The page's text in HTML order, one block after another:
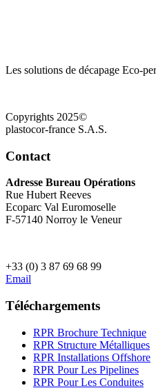
Les solutions de décapage Eco-
Copyrights 2025©
plastocor-france S.A.S.
Contact
Adresse Bureau Opérations
Rue Hubert Reeves
Ecoparc Val Euromoselle
F-57140 Norroy le Veneur
+33 (0) 3 87 69 68 99
Email
Téléchargements
RPR Brochure Technique
RPR Structure Métalliques
RPR Installations Offshore
RPR Pour Les Pipelines
RPR Pour Les Conduites